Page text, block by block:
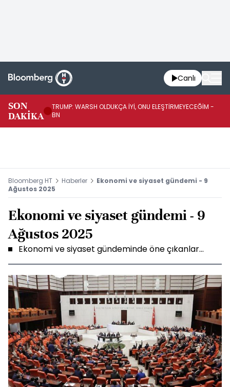
Canlı
SON
DAKİKA
TRUMP: WARSH OLDUKÇA İYİ, ONU ELEŞTİRMEYECEĞİM -
BN
Bloomberg HT Haberler
Ekonomi ve siyaset gündemi - 9
Ağustos 2025
Ekonomi ve siyaset gündemi - 9
Ağustos 2025
Ekonomi ve siyaset gündeminde öne çıkanlar...